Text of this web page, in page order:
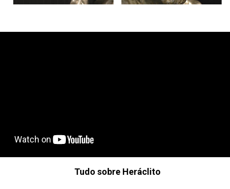
Tudo sobre Heráclito